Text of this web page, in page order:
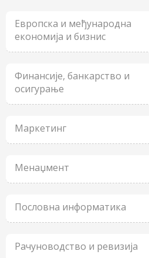
Европска и међународна
економија и бизнис
Финансије, банкарство и
осигурање
Маркетинг
Менаџмент
Пословна информатика
Рачуноводство и ревизија